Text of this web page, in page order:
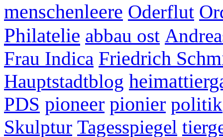
menschenleere Oderflut
Philatelie abbau ost
Frau Indica Friedrich
Hauptstadtblog
PDS pioneer pionier politik
Skulptur Tagesspiegel